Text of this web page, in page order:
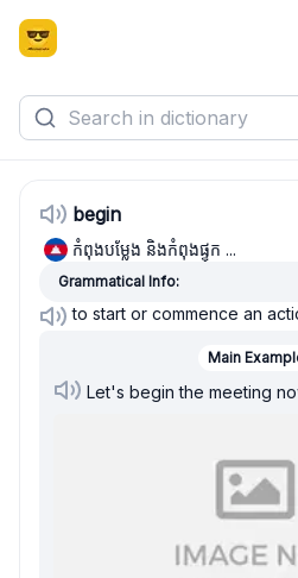
begin
កំពុងបម្លែង និងកំពុងផ្ទុក ...
Grammatical Info:
to start or commence an
Main
Let's begin the meeting